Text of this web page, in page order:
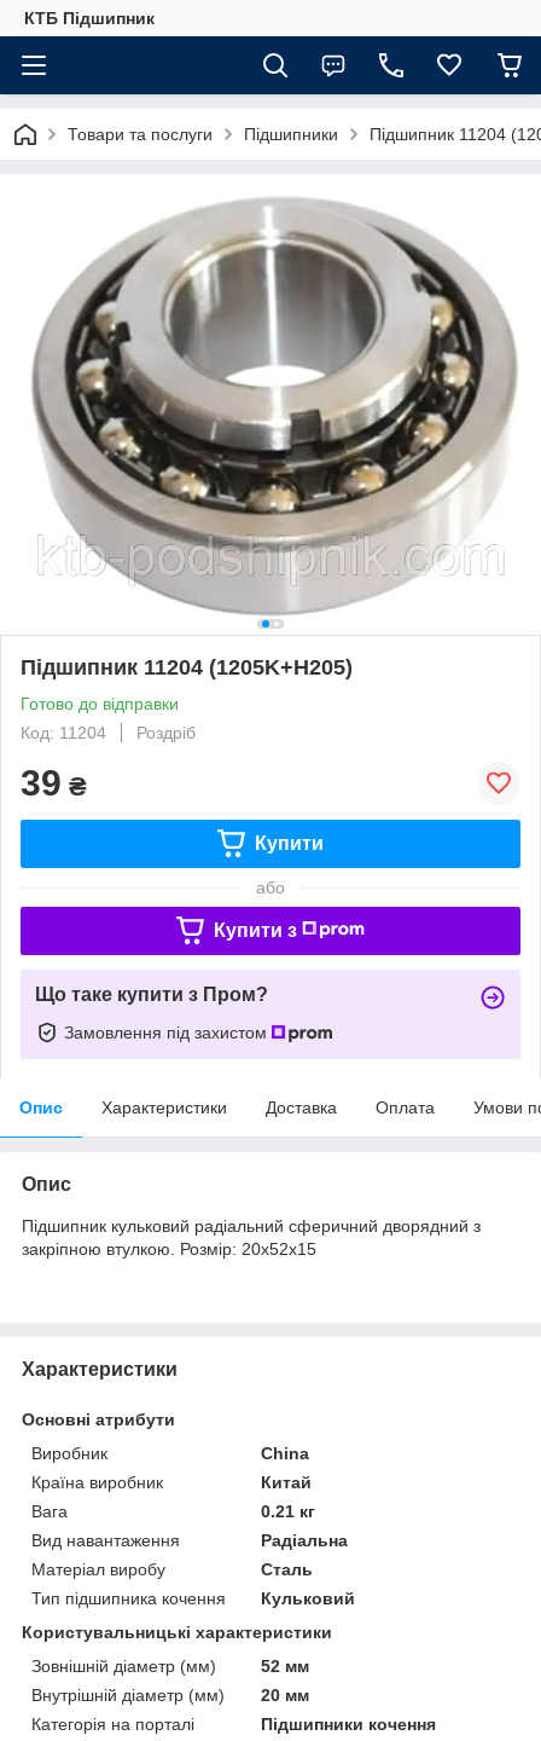
КТБ Підшипник
Товари та послуги Підшипники Підшипник 11204
Підшипник 11204 (1205K+H205)
Готово до відправки
Код: 11204
Роздріб
39 ₴
Купити
або
Купити з
Що таке купити з Пром?
Замовлення під захистом
Опис Характеристики Доставка Оплата Умови
Опис
Підшипник кульковий радіальний сферичний дворядний з
закріпною втулкою. Розмір: 20х52х15
Характеристики
Основні атрибути
Виробник
China
Країна виробник
Китай
Вага
0.21 кг
Вид навантаження
Радіальна
Матеріал виробу
Сталь
Тип підшипника кочення
Кульковий
Користувальницькі характеристики
Зовнішній діаметр (мм)
52 мм
Внутрішній діаметр (мм)
20 мм
Категорія на порталі
Підшипники кочення